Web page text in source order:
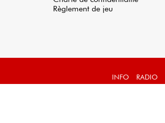
Règlement de jeu
INFO RADIO